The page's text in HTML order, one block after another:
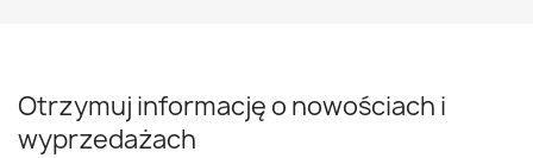
Otrzymuj informację o nowościach i
wyprzedażach